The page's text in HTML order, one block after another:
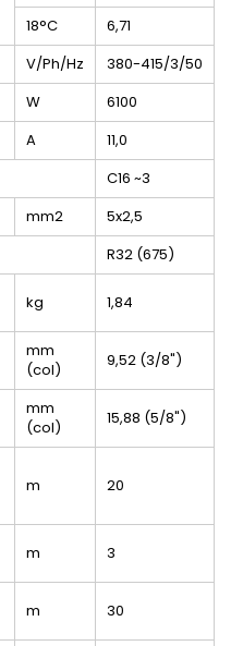
18°C
6,71
V/Ph/Hz
380-415/3/50
W
6100
A
11,0
C16 ~3
mm2 5x2,5
R32 (675)
kg 1,84
mm
(col)
9,52 (3/8")
mm
(col)
15,88 (5/8")
m 20
m 3
m 30